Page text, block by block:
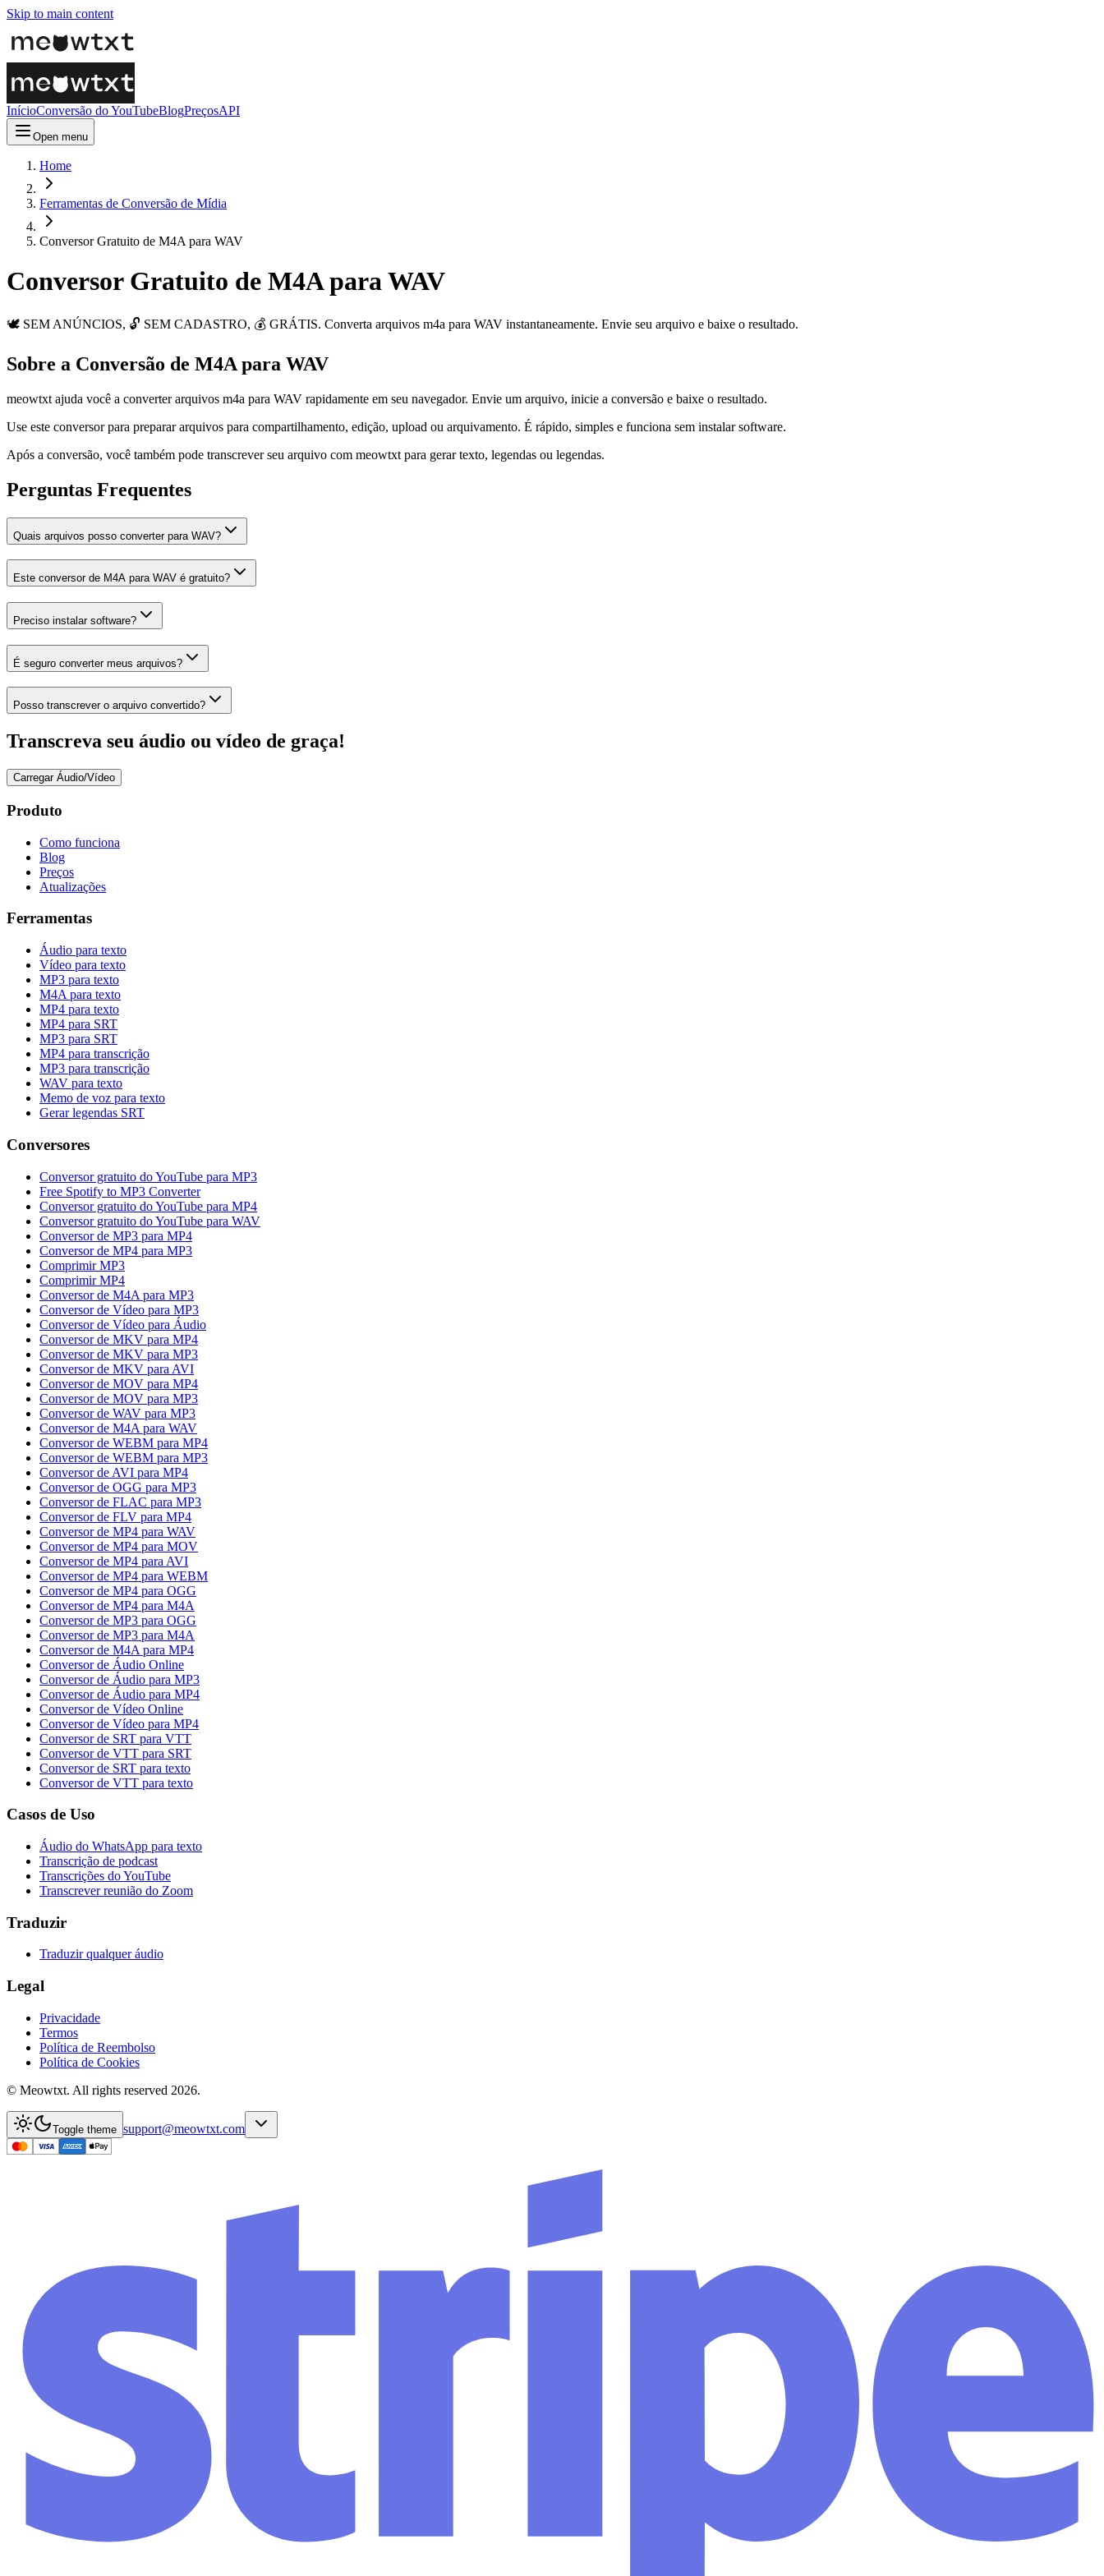
Skip to main content
InícioConversão do YouTubeBlogPreçosAPI
Open menu
Home
Ferramentas de Conversão de Mídia
Conversor Gratuito de M4A para WAV
Conversor Gratuito de M4A para WAV
🕊️ SEM ANÚNCIOS, 🔓 SEM CADASTRO, 💰 GRÁTIS. Converta arquivos m4a para WAV instantaneamente. Envie seu arquivo e baixe o resultado.
Sobre a Conversão de M4A para WAV
meowtxt ajuda você a converter arquivos m4a para WAV rapidamente em seu navegador. Envie um arquivo, inicie a conversão e baixe o resultado.
Use este conversor para preparar arquivos para compartilhamento, edição, upload ou arquivamento. É rápido, simples e funciona sem instalar software.
Após a conversão, você também pode transcrever seu arquivo com meowtxt para gerar texto, legendas ou legendas.
Perguntas Frequentes
Quais arquivos posso converter para WAV?
Este conversor de M4A para WAV é gratuito?
Preciso instalar software?
É seguro converter meus arquivos?
Posso transcrever o arquivo convertido?
Transcreva seu áudio ou vídeo de graça!
Carregar Áudio/Vídeo
Produto
Como funciona
Blog
Preços
Atualizações
Ferramentas
Áudio para texto
Vídeo para texto
MP3 para texto
M4A para texto
MP4 para texto
MP4 para SRT
MP3 para SRT
MP4 para transcrição
MP3 para transcrição
WAV para texto
Memo de voz para texto
Gerar legendas SRT
Conversores
Conversor gratuito do YouTube para MP3
Free Spotify to MP3 Converter
Conversor gratuito do YouTube para MP4
Conversor gratuito do YouTube para WAV
Conversor de MP3 para MP4
Conversor de MP4 para MP3
Comprimir MP3
Comprimir MP4
Conversor de M4A para MP3
Conversor de Vídeo para MP3
Conversor de Vídeo para Áudio
Conversor de MKV para MP4
Conversor de MKV para MP3
Conversor de MKV para AVI
Conversor de MOV para MP4
Conversor de MOV para MP3
Conversor de WAV para MP3
Conversor de M4A para WAV
Conversor de WEBM para MP4
Conversor de WEBM para MP3
Conversor de AVI para MP4
Conversor de OGG para MP3
Conversor de FLAC para MP3
Conversor de FLV para MP4
Conversor de MP4 para WAV
Conversor de MP4 para MOV
Conversor de MP4 para AVI
Conversor de MP4 para WEBM
Conversor de MP4 para OGG
Conversor de MP4 para M4A
Conversor de MP3 para OGG
Conversor de MP3 para M4A
Conversor de M4A para MP4
Conversor de Áudio Online
Conversor de Áudio para MP3
Conversor de Áudio para MP4
Conversor de Vídeo Online
Conversor de Vídeo para MP4
Conversor de SRT para VTT
Conversor de VTT para SRT
Conversor de SRT para texto
Conversor de VTT para texto
Casos de Uso
Áudio do WhatsApp para texto
Transcrição de podcast
Transcrições do YouTube
Transcrever reunião do Zoom
Traduzir
Traduzir qualquer áudio
Legal
Privacidade
Termos
Política de Reembolso
Política de Cookies
© Meowtxt. All rights reserved 2026.
Toggle theme support@meowtxt.com